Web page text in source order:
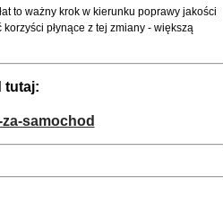
to ważny krok w kierunku poprawy jakości
płynące z tej zmiany - większą
tutaj:
samochod